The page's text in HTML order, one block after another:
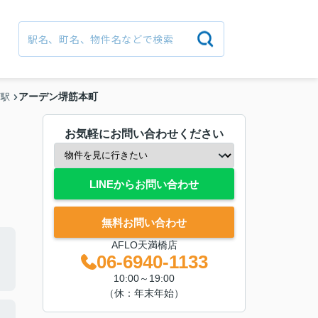
アーデン堺筋本町
お気軽にお問い合わせください
LINEからお問い合わせ
無料お問い合わせ
AFLO天満橋店
06-6940-1133
10:00～19:00
（休：年末年始）